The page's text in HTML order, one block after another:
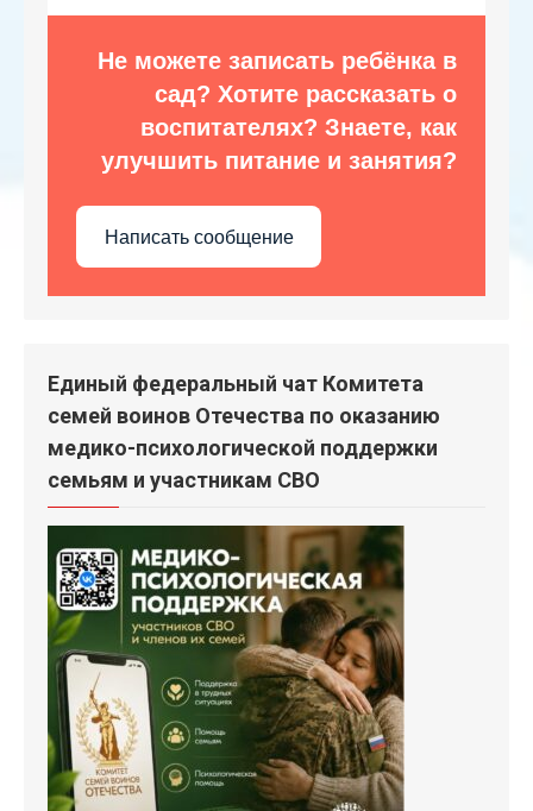
Не можете записать ребёнка в
сад? Хотите рассказать о
воспитателях? Знаете, как
улучшить питание и занятия?
Написать сообщение
Единый федеральный чат Комитета
семей воинов Отечества по оказанию
медико-психологической поддержки
семьям и участникам СВО